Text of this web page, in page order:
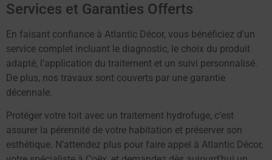
Services et Garanties Offerts
En faisant confiance à Atlantic Décor, vous bénéficiez d’un
service complet incluant le diagnostic, le choix du produit
adapté, l’application du traitement et un suivi personnalisé.
De plus, nos travaux sont couverts par une garantie
décennale.
Protéger votre toit avec un traitement hydrofuge, c’est
assurer la pérennité de votre habitation et préserver son
esthétique. N’attendez plus pour faire appel à Atlantic Décor,